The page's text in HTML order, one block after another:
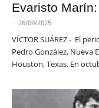
Evaristo
- 26/09/2025
VÍCTOR SUÁREZ - El
Pedro González, Nueva
Houston, Texas. En